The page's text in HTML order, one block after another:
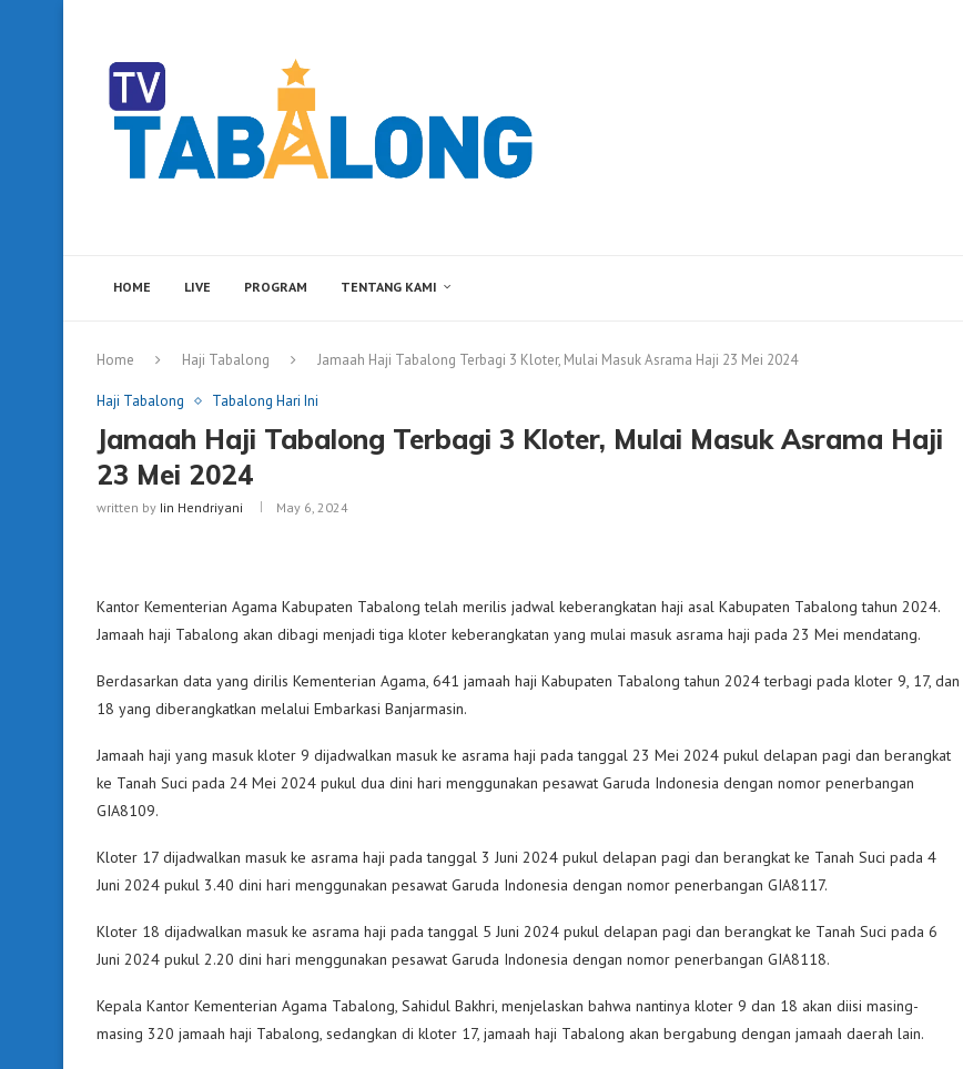
HOME LIVE PROGRAM TENTANG KAMI
Home Haji Tabalong Jamaah Haji Tabalong Terbagi 3 Kloter, Mulai Masuk Asrama Haji 23 Mei 2024
Haji Tabalong Tabalong Hari Ini
Jamaah Haji Tabalong Terbagi 3 Kloter, Mulai Masuk Asrama Haji
23 Mei 2024
written by Iin Hendriyani May 6, 2024
Kantor Kementerian Agama Kabupaten Tabalong telah merilis jadwal keberangkatan haji asal Kabupaten Tabalong tahun 2024.
Jamaah haji Tabalong akan dibagi menjadi tiga kloter keberangkatan yang mulai masuk asrama haji pada 23 Mei mendatang.
Berdasarkan data yang dirilis Kementerian Agama, 641 jamaah haji Kabupaten Tabalong tahun 2024 terbagi pada kloter 9, 17, dan
18 yang diberangkatkan melalui Embarkasi Banjarmasin.
Jamaah haji yang masuk kloter 9 dijadwalkan masuk ke asrama haji pada tanggal 23 Mei 2024 pukul delapan pagi dan berangkat
ke Tanah Suci pada 24 Mei 2024 pukul dua dini hari menggunakan pesawat Garuda Indonesia dengan nomor penerbangan
GIA8109.
Kloter 17 dijadwalkan masuk ke asrama haji pada tanggal 3 Juni 2024 pukul delapan pagi dan berangkat ke Tanah Suci pada 4
Juni 2024 pukul 3.40 dini hari menggunakan pesawat Garuda Indonesia dengan nomor penerbangan GIA8117.
Kloter 18 dijadwalkan masuk ke asrama haji pada tanggal 5 Juni 2024 pukul delapan pagi dan berangkat ke Tanah Suci pada 6
Juni 2024 pukul 2.20 dini hari menggunakan pesawat Garuda Indonesia dengan nomor penerbangan GIA8118.
Kepala Kantor Kementerian Agama Tabalong, Sahidul Bakhri, menjelaskan bahwa nantinya kloter 9 dan 18 akan diisi masing-
masing 320 jamaah haji Tabalong, sedangkan di kloter 17, jamaah haji Tabalong akan bergabung dengan jamaah daerah lain.